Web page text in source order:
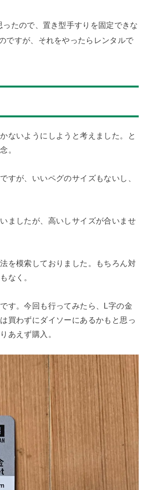
たので、置き型手すりを固定できな
ですが、それをやったらレンタルで
ないようにしようと考えました。と
。
すが、いいペグのサイズもないし、
ましたが、高いしサイズが合いませ
を模索しておりました。もちろん対
なく。
す。今回も行ってみたら、L字の金
買わずにダイソーにあるかもと思っ
あえず購入。